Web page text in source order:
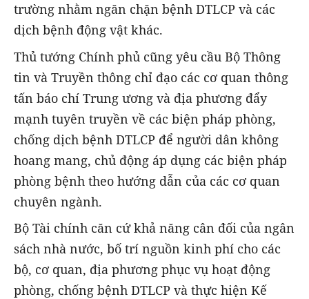
trường nhằm ngăn chặn bệnh DTLCP và các
dịch bệnh động vật khác.
Thủ tướng Chính phủ cũng yêu cầu Bộ Thông
tin và Truyền thông chỉ đạo các cơ quan thông
tấn báo chí Trung ương và địa phương đẩy
mạnh tuyên truyền về các biện pháp phòng,
chống dịch bệnh DTLCP để người dân không
hoang mang, chủ động áp dụng các biện pháp
phòng bệnh theo hướng dẫn của các cơ quan
chuyên ngành.
Bộ Tài chính căn cứ khả năng cân đối của ngân
sách nhà nước, bố trí nguồn kinh phí cho các
bộ, cơ quan, địa phương phục vụ hoạt động
phòng, chống bệnh DTLCP và thực hiện Kế